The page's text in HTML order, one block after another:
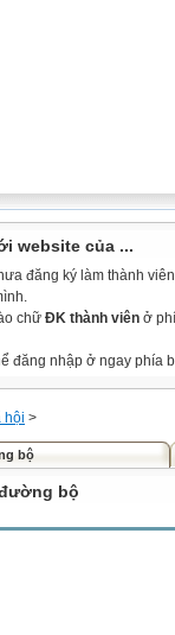
website của ...
đăng ký làm thành
chữ ĐK thành viên ở
đăng nhập ở ngay phía
hội >
bộ
bộ